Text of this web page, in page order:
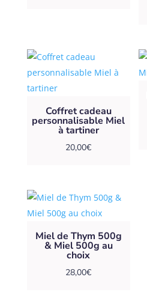
18,00€
Coffret cadeau
personnalisable Miel
à tartiner
20,00€
Miel de Thym 500g
& Miel 500g au
choix
28,00€